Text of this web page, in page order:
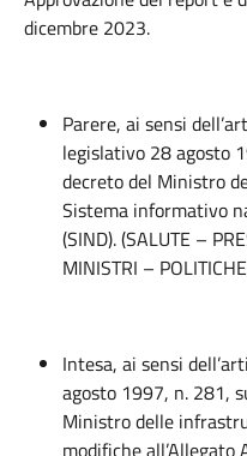
dicembre 2023.
Parere, ai sensi
legislativo 28 agosto
decreto del Ministro
Sistema informativo
(SIND). (SALUTE –
MINISTRI –
Intesa, ai sensi
agosto 1997, n. 281,
Ministro delle
modifiche